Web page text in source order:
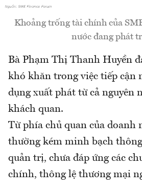
Khoảng trống tài chính của
nước đang phát
Bà Phạm Thị Thanh Huyền
khó khăn trong việc tiếp cận
dụng xuất phát từ cả nguyên
khách quan.
Từ phía chủ quan của doanh
thường kém minh bạch
quản trị, chưa đáp ứng các
chính, thông lệ thương mại